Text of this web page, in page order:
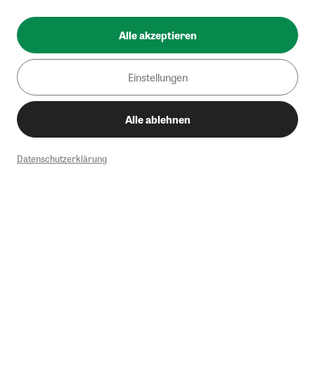
Alle akzeptieren
Einstellungen
Alle ablehnen
Datenschutzerklärung